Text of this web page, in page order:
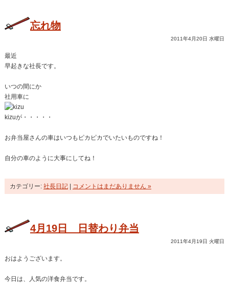
忘れ物
2011年4月20日 水曜日
最近
早起きな社長です。
いつの間にか
社用車に
kizuが・・・・・
お弁当屋さんの車はいつもピカピカでいたいものですね！
自分の車のように大事にしてね！
カテゴリー: 社長日記| コメントはまだありません »
4月19日 日替わり弁当
2011年4月19日 火曜日
おはようございます。
今日は、人気の洋食弁当です。